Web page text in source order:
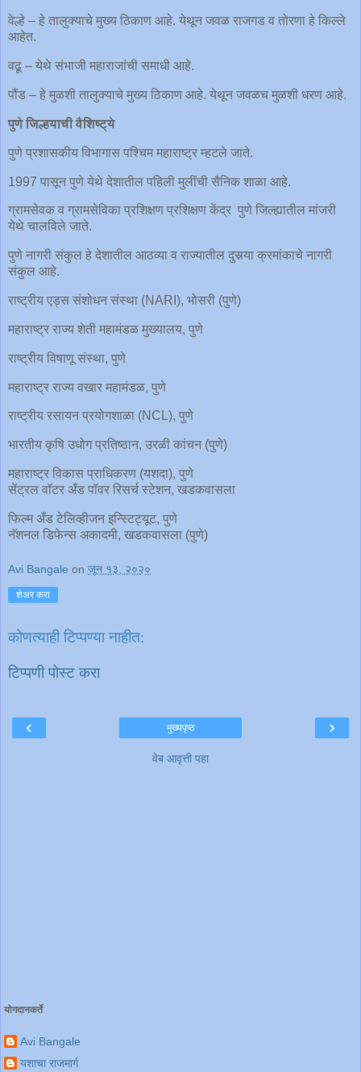
वेल्हे – हे तालुक्याचे मुख्य ठिकाण आहे. येथून जवळ राजगड व तोरणा हे किल्ले
आहेत.
वढू – येथे संभाजी महाराजांची समाधी आहे.
पौंड – हे मुळशी तालुक्याचे मुख्य ठिकाण आहे. येथून जवळच मुळशी धरण आहे.
पुणे जिल्हयाची वैशिष्ट्ये
पुणे प्रशासकीय विभागास पश्चिम महाराष्ट्र म्हटले जाते.
1997 पासून पुणे येथे देशातील पहिली मुलींची सैनिक शाळा आहे.
ग्रामसेवक व ग्रामसेविका प्रशिक्षण प्रशिक्षण केंद्र पुणे जिल्ह्यातील मांजरी
येथे चालविले जाते.
पुणे नागरी संकुल हे देशातील आठव्या व राज्यातील दुसर्‍या क्रमांकाचे नागरी
संकुल आहे.
राष्ट्रीय एड्स संशोधन संस्था (NARI), भोसरी (पुणे)
महाराष्ट्र राज्य शेती महामंडळ मुख्यालय, पुणे
राष्ट्रीय विषाणू संस्था, पुणे
महाराष्ट्र राज्य वखार महामंडळ, पुणे
राष्ट्रीय रसायन प्रयोगशाळा (NCL), पुणे
भारतीय कृषि उधोग प्रतिष्ठान, उरळी कांचन (पुणे)
महाराष्ट्र विकास प्राधिकरण (यशदा), पुणे
सेंट्रल वॉटर अँड पॉवर रिसर्च स्टेशन, खडकवासला
फिल्म अँड टेलिव्हीजन इन्स्टिट्यूट, पुणे
नॅशनल डिफेन्स अकादमी, खडकवासला (पुणे)
Avi Bangale on जून १३, २०२०
शेअर करा
कोणत्याही टिप्पण्‍या नाहीत:
टिप्पणी पोस्ट करा
‹ ›
मुख्यपृष्ठ
वेब आवृत्ती पहा
योगदानकर्ते
Avi Bangale
यशाचा राजमार्ग